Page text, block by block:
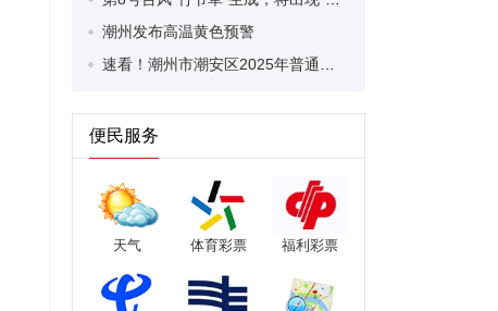
潮州发布高温黄色预警
便民服务
天气 体育彩票 福利彩票